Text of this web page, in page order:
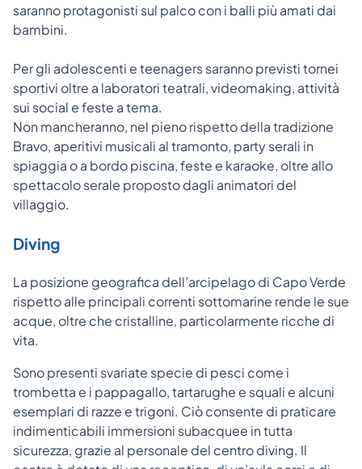
saranno protagonisti sul palco con i balli più amati dai
bambini.
Per gli adolescenti e teenagers saranno previsti tornei
sportivi oltre a laboratori teatrali, videomaking, attività
sui social e feste a tema.
Non mancheranno, nel pieno rispetto della tradizione
Bravo, aperitivi musicali al tramonto, party serali in
spiaggia o a bordo piscina, feste e karaoke, oltre allo
spettacolo serale proposto dagli animatori del
villaggio.
Diving
La posizione geografica dell’arcipelago di Capo Verde
rispetto alle principali correnti sottomarine rende le sue
acque, oltre che cristalline, particolarmente ricche di
vita.
Sono presenti svariate specie di pesci come i
trombetta e i pappagallo, tartarughe e squali e alcuni
esemplari di razze e trigoni. Ciò consente di praticare
indimenticabili immersioni subacquee in tutta
sicurezza, grazie al personale del centro diving. Il